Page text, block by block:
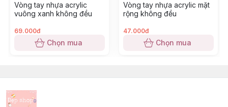
Vòng tay nhựa acrylic
vuông xanh không đều
69.000đ
Chọn mua
Vòng tay nhựa acrylic mặt
rộng không đều
47.000đ
Chọn mua